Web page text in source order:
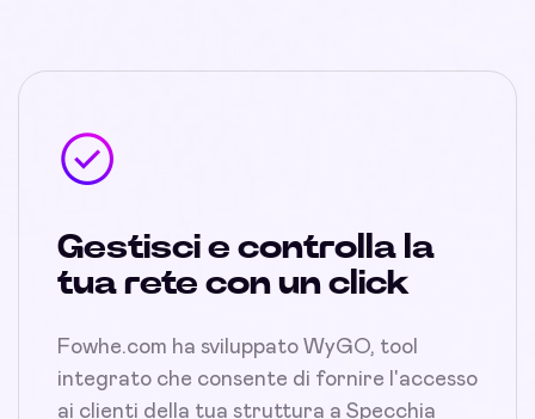
Gestisci e controlla la
tua rete con un click
Fowhe.com ha sviluppato WyGO, tool
integrato che consente di fornire l'accesso
ai clienti della tua struttura a Specchia